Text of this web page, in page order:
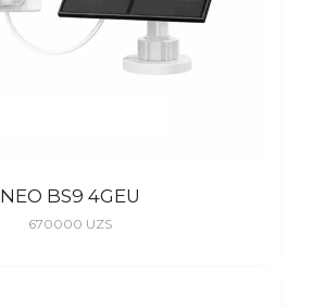
NEO BS9 4GEU
670000 UZS